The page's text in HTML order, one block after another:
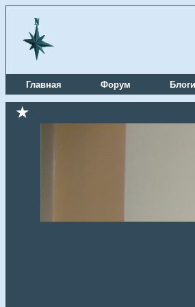
Главная Форум Блоги
★